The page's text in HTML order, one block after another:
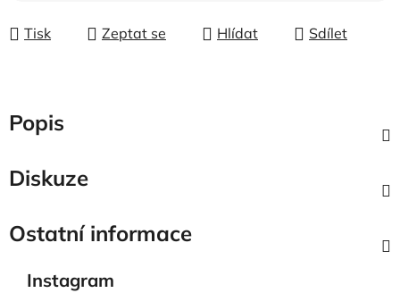
Tisk Zeptat se Hlídat Sdílet
Popis
Diskuze
Ostatní informace
Instagram